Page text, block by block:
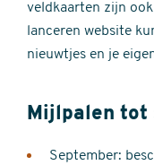
veldkaarten zijn
lanceren website
nieuwtjes en je
Mijlpalen tot
September: